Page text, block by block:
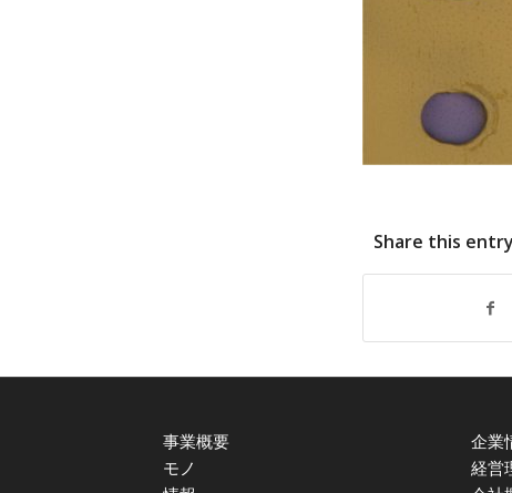
Share this entry
事業概要
モノ
企業
経営